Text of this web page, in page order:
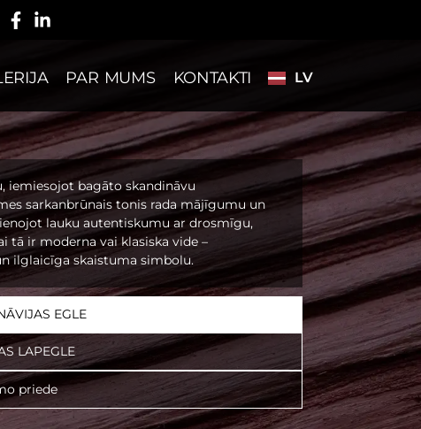
PAR MUMS KONTAKTI LV
ES
iemiesojot bagāto skandināvu
sarkanbrūnais tonis rada mājīgumu un
lauku autentiskumu ar drosmīgu,
tā ir moderna vai klasiska vide –
ilglaicīga skaistuma simbolu.
EGLE
LAPEGLE
priede